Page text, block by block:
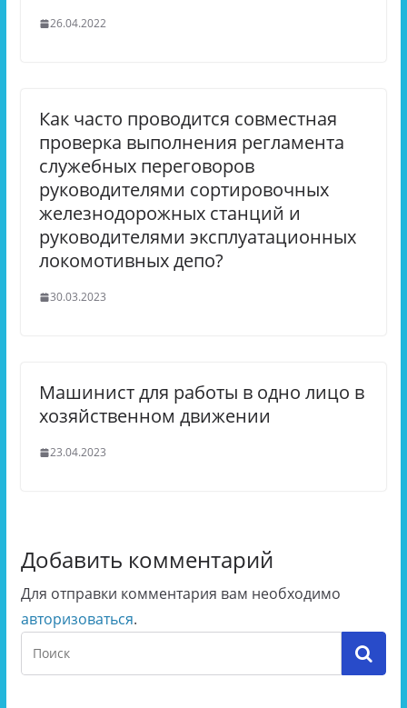
26.04.2022
Как часто проводится совместная
проверка выполнения регламента
служебных переговоров
руководителями сортировочных
железнодорожных станций и
руководителями эксплуатационных
локомотивных депо?
30.03.2023
Машинист для работы в одно лицо в
хозяйственном движении
23.04.2023
Добавить комментарий
Для отправки комментария вам необходимо
авторизоваться.